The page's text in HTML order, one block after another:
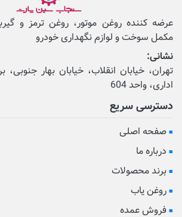
عرضه کننده روغن موتور، روغن ترمز و
مکمل‌ سوخت و لوازم نگهداری خودرو
نشانی:
تهران، خیابان انقلاب، خیابان بهار جنوبی،
اداری، واحد 604
دسترسی سریع
صفحه اصلی
درباره ما
برند محصولات
روغن یاب
فروش عمده